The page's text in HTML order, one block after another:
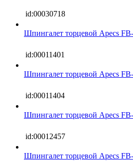
id:00030718
Шпингалет торцевой Apecs
id:00011401
Шпингалет торцевой Apecs
id:00011404
Шпингалет торцевой Apecs
id:00012457
Шпингалет торцевой Apecs